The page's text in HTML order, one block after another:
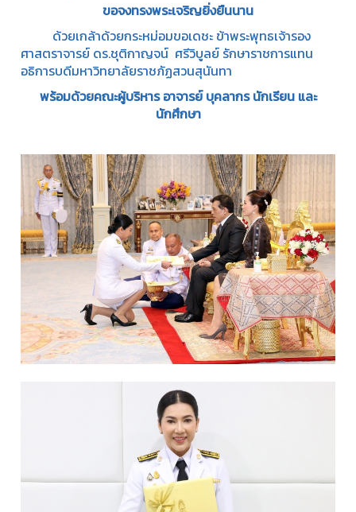
ขอจงทรงพระเจริญยิ่งยืนนาน
ด้วยเกล้าด้วยกระหม่อมขอเดชะ ข้าพระพุทธเจ้ารอง
ศาสตราจารย์ ดร.ชุติกาญจน์ ศรีวิบูลย์ รักษาราชการแทน
อธิการบดีมหาวิทยาลัยราชภัฏสวนสุนันทา
พร้อมด้วยคณะผู้บริหาร อาจารย์ บุคลากร นักเรียน และ
นักศึกษา